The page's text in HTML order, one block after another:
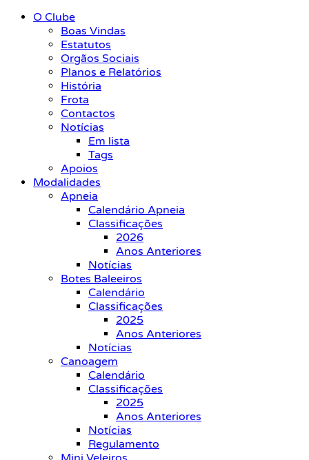
O Clube
Boas Vindas
Estatutos
Orgãos Sociais
Planos e Relatórios
História
Frota
Contactos
Notícias
Em lista
Tags
Apoios
Modalidades
Apneia
Calendário Apneia
Classificações
2026
Anos Anteriores
Notícias
Botes Baleeiros
Calendário
Classificações
2025
Anos Anteriores
Notícias
Canoagem
Calendário
Classificações
2025
Anos Anteriores
Notícias
Regulamento